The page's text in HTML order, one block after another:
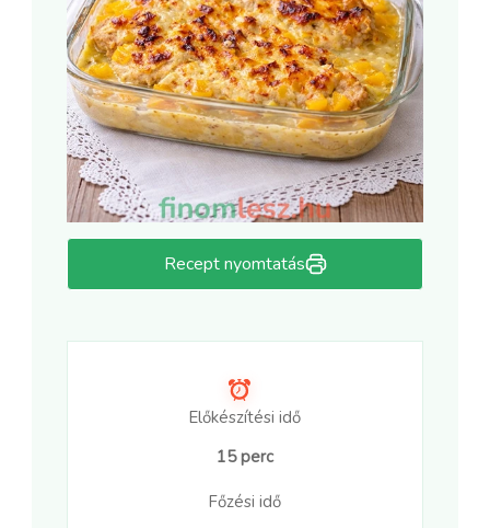
Recept nyomtatás
Előkészítési idő
15 perc
Főzési idő